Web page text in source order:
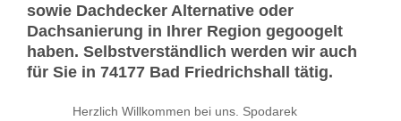
sowie Dachdecker Alternative oder
Dachsanierung in Ihrer Region gegoogelt
haben. Selbstverständlich werden wir auch
für Sie in 74177 Bad Friedrichshall tätig.
Herzlich Willkommen bei uns. Spodarek